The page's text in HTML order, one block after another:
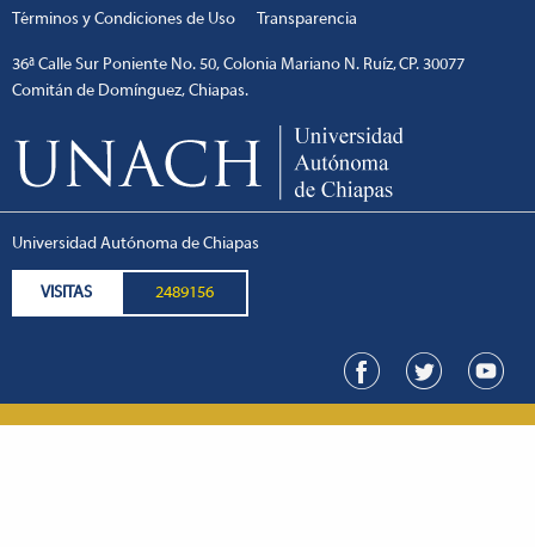
Términos y Condiciones de Uso Transparencia
36ª Calle Sur Poniente No. 50, Colonia Mariano N. Ruíz, CP. 30077
Comitán de Domínguez, Chiapas.
Universidad Autónoma de Chiapas
VISITAS 2489156